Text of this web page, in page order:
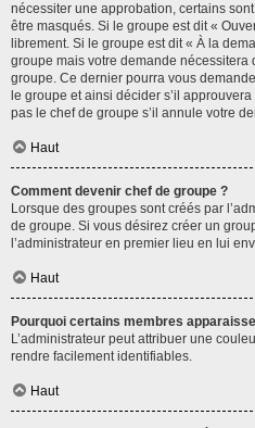
nécessiter une approbation, certains
être masqués. Si le groupe est dit «
librement. Si le groupe est dit « À la
groupe mais votre demande nécessitera
groupe. Ce dernier pourra vous
le groupe et ainsi décider s’il
pas le chef de groupe s’il annule votre
Haut
Comment devenir chef de groupe ?
Lorsque des groupes sont créés par
de groupe. Si vous désirez créer un
l’administrateur en premier lieu en lui
Haut
Pourquoi certains membres
L’administrateur peut attribuer une
rendre facilement identifiables.
Haut